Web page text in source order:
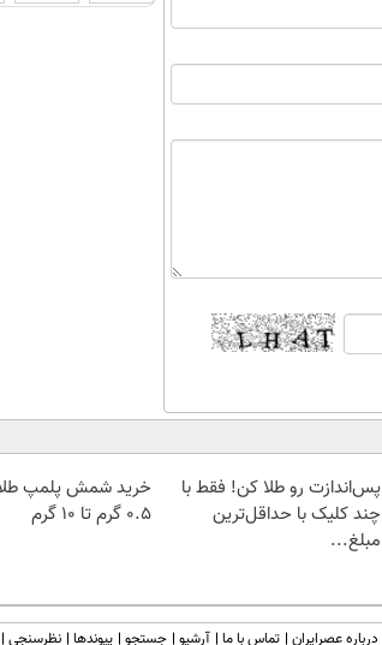
پس‌اندازت رو طلا کن! فقط با
چند کلیک با حداقل‌ترین
مبلغ...
خرید شمش پلمپ
۰.۵ گرم تا ۱۰ گرم
درباره عصرایران تماس با ما آرشیو جستجو پیوندها نظرسنجی